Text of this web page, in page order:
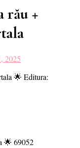
rău +
2025
🌟 Editura:
🌟 69052